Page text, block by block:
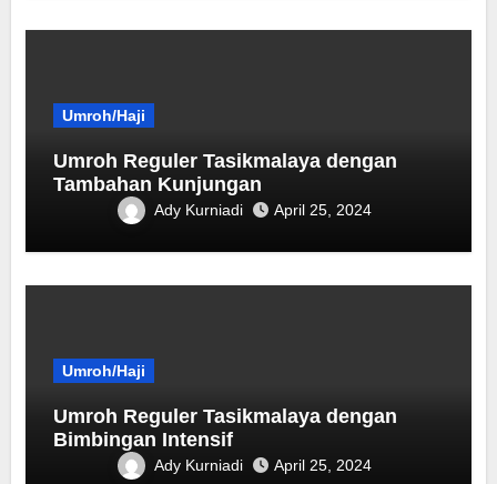
Umroh/Haji
Umroh Reguler Tasikmalaya dengan
Tambahan Kunjungan
Ady Kurniadi April 25, 2024
Umroh/Haji
Umroh Reguler Tasikmalaya dengan
Bimbingan Intensif
Ady Kurniadi April 25, 2024